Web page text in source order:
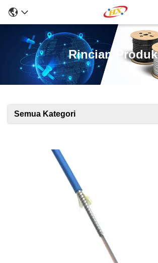
Rincian Produk
Semua Kategori